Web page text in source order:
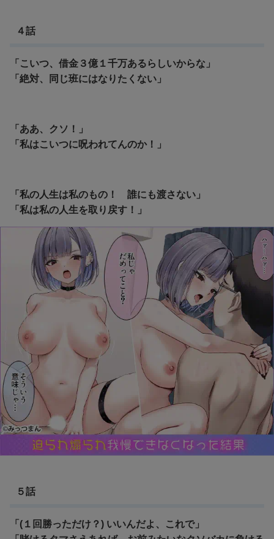
４話
「こいつ、借金３億１千万あるらしいからな」
「絶対、同じ班にはなりたくない」
「ああ、クソ！」
「私はこいつに呪われてんのか！」
「私の人生は私のもの！ 誰にも渡さない」
「私は私の人生を取り戻す！」
５話
「(１回勝っただけ？) いいんだよ、これで」